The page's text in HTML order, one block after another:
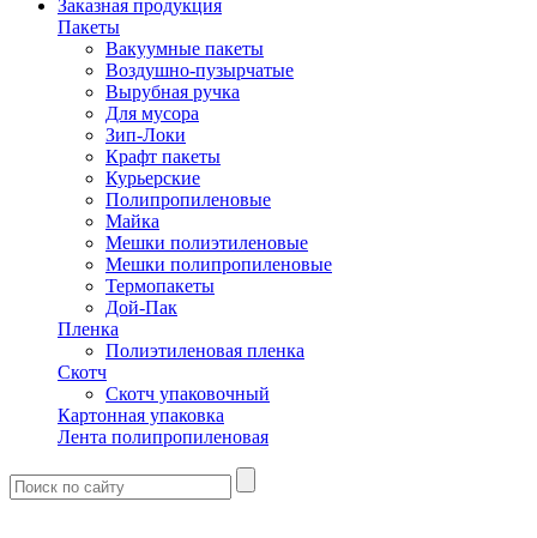
Заказная продукция
Пакеты
Вакуумные пакеты
Воздушно-пузырчатые
Вырубная ручка
Для мусора
Зип-Локи
Крафт пакеты
Курьерские
Полипропиленовые
Майка
Мешки полиэтиленовые
Мешки полипропиленовые
Термопакеты
Дой-Пак
Пленка
Полиэтиленовая пленка
Скотч
Скотч упаковочный
Картонная упаковка
Лента полипропиленовая